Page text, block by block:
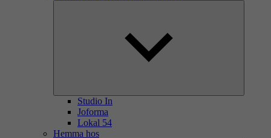
Studio In
Joforma
Lokal 54
Hemma hos